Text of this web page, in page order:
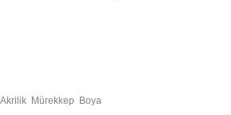
Akrilik Mürekkep Boya